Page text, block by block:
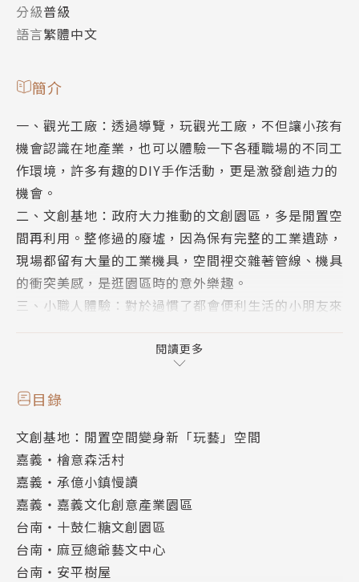
分級普級
語言繁體中文
簡介
一、觀光工廠：透過導覽，玩觀光工廠，不但讓小孩有
機會認識在地產業，也可以體驗一下各種職場的不同工
作環境，許多有趣的DIY手作活動，更是激發創造力的
機會。
二、文創基地：政府大力推動的文創園區，多是閒置空
間再利用。整修過的廢墟，因為保有完整的工業遺跡，
現場都留有大量的工業機具，空間裡交雜著管線、機具
的衝突美感，是逛園區時的意外樂趣。
三、小職人體驗：對於過慣了都會便利生活的小朋友來
漁夫們的生活，會讓孩子對土地有情感，對食物更珍
四、生態旅遊：大自然就是最棒的美術教室。陪孩子一
五、博物館/美術館：新課綱強調培養孩子獨立思考的
能力，博物館的導覽服務就是訓練獨立思考的最佳場
所。
六、露營：想給孩子真正的五感體驗，就帶他們去露
營。把家搬到戶外，和一群好友互相幫忙帶孩子，感受
野外生活的樂趣。
閱讀更多
目錄
文創基地：閒置空間變身新「玩藝」空間
嘉義・檜意森活村
嘉義・承億小鎮慢讀
嘉義・嘉義文化創意產業園區
台南・十鼓仁糖文創園區
台南・麻豆總爺藝文中心
台南・安平樹屋